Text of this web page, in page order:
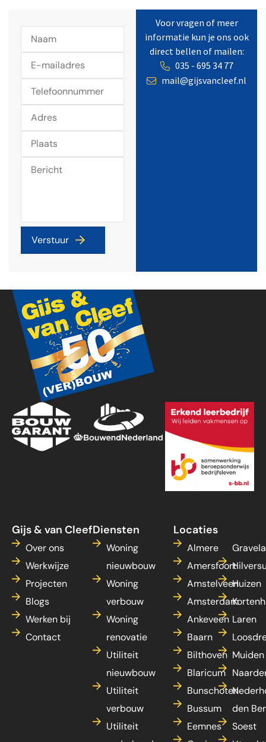
Voor vragen of meer
informatie kun je ons ook
direct bellen of mailen:
035 - 695 34 77
mail@gijsvancleef.nl
Gijs & van Cleef
Over ons
Werkwijze
Projecten
Blogs
Werken bij
Contact
Diensten
Woning
nieuwbouw
Woning
verbouw
Woning
renovatie
Utiliteit
nieuwbouw
Utiliteit
verbouw
Utiliteit
Locaties
Almere
Amersfoort
Amstelveen
Amsterdam
Ankeveen
Baarn
Bilthoven
Blaricum
Bunschoten
Bussum
Eemnes
Huizen
Laren
Muiden
den
Soest